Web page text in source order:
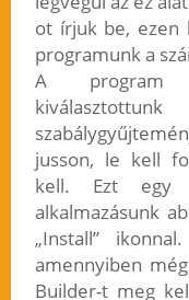
ot írjuk be, ezen
programunk a
A program
jusson, le kell
kell. Ezt egy
alkalmazásunk
„Install”
amennyiben
Builder-t meg